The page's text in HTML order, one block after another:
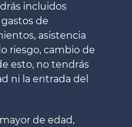
incluidos
de
asistencia
riesgo, cambio de
esto, no tendrás
ni la entrada del
de edad,